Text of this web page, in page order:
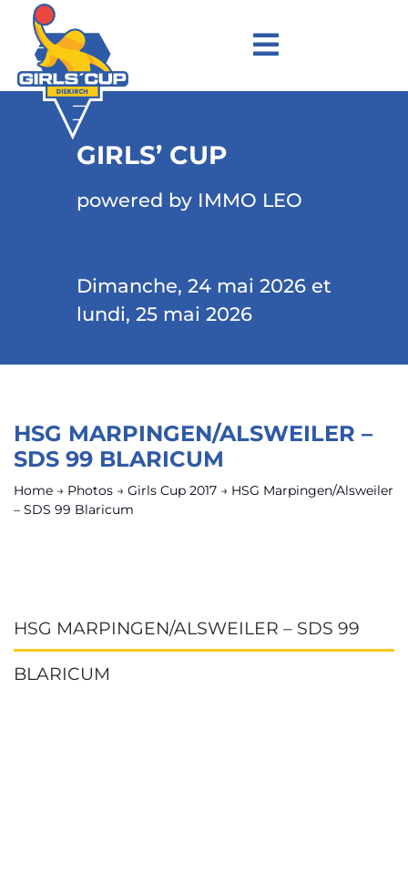
GIRLS’ CUP
powered by IMMO LEO
Dimanche, 24 mai 2026 et
lundi, 25 mai 2026
HSG MARPINGEN/ALSWEILER –
SDS 99 BLARICUM
Home → Photos → Girls Cup 2017 → HSG Marpingen/Alsweiler
– SDS 99 Blaricum
HSG MARPINGEN/ALSWEILER – SDS 99
BLARICUM